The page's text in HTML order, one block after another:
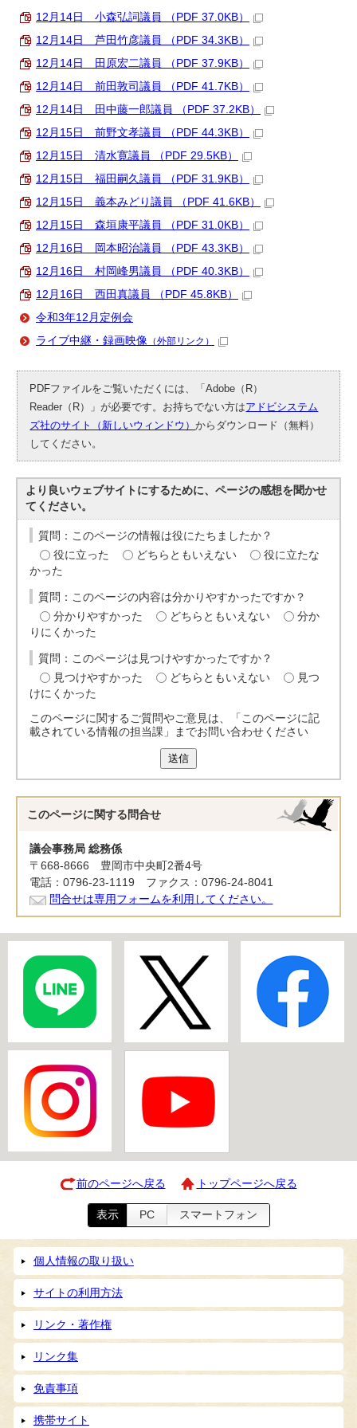
12月14日 小森弘詞議員 （PDF 37.0KB）
12月14日 芦田竹彦議員 （PDF 34.3KB）
12月14日 田原宏二議員 （PDF 37.9KB）
12月14日 前田敦司議員 （PDF 41.7KB）
12月14日 田中藤一郎議員 （PDF 37.2KB）
12月15日 前野文孝議員 （PDF 44.3KB）
12月15日 清水寛議員 （PDF 29.5KB）
12月15日 福田嗣久議員 （PDF 31.9KB）
12月15日 義本みどり議員 （PDF 41.6KB）
12月15日 森垣康平議員 （PDF 31.0KB）
12月16日 岡本昭治議員 （PDF 43.3KB）
12月16日 村岡峰男議員 （PDF 40.3KB）
12月16日 西田真議員 （PDF 45.8KB）
令和3年12月定例会
ライブ中継・録画映像 （外部リンク）
PDFファイルをご覧いただくには、「Adobe（R）
Reader（R）」が必要です。お持ちでない方はアドビシステム
ズ社のサイト（新しいウィンドウ）からダウンロード（無料）
してください。
より良いウェブサイトにするために、ページの感想を聞かせ
てください。
質問：このページの情報は役にたちましたか？
役に立った
どちらともいえない
役に立たな
かった
質問：このページの内容は分かりやすかったですか？
分かりやすかった
どちらともいえない
分か
りにくかった
質問：このページは見つけやすかったですか？
見つけやすかった
どちらともいえない
見つ
けにくかった
このページに関するご質問やご意見は、「このページに記
載されている情報の担当課」までお問い合わせください
送信
このページに関する 問合せ
議会事務局 総務係
〒668-8666 豊岡市中央町2番4号
電話：0796-23-1119 ファクス：0796-24-8041
問合せは専用フォームを利用してください。
前のページへ戻る トップページへ戻る
表示 PC スマートフォン
個人情報の取り扱い
サイトの利用方法
リンク・著作権
リンク集
免責事項
携帯サイト